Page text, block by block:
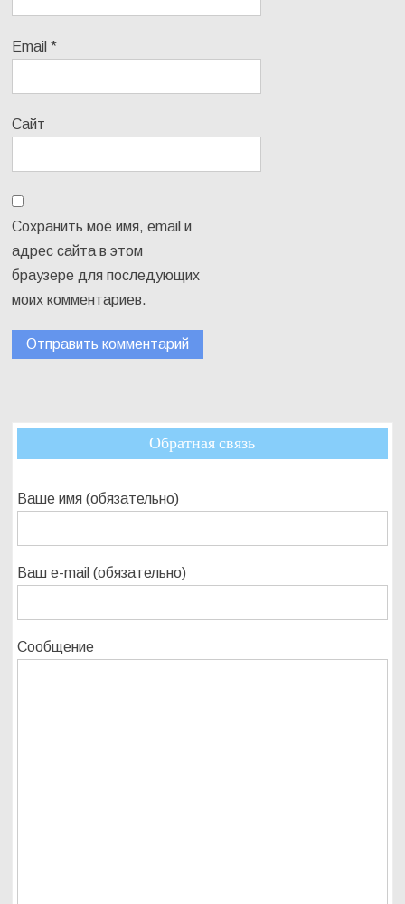
Email*
Сайт
Сохранить моё имя, email и
адрес сайта в этом
браузере для последующих
моих комментариев.
Обратная связь
Ваше имя (обязательно)
Ваш e-mail (обязательно)
Сообщение